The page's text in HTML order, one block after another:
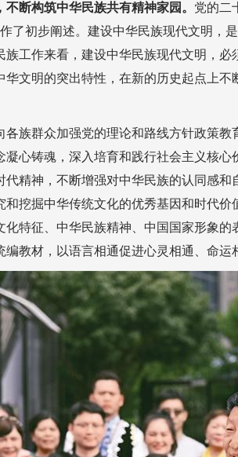
断构筑中华民族共有精神家园。 党的二
了初步阐述。建设中华民族现代文明，
工作来看，建设中华民族现代文明，
文明的突出特性，在新的历史起点上
族群众加强党的理论和路线方针政策
心铸魂，深入培育和践行社会主义核
精神，不断增强对中华民族的认同感
挖掘中华传统文化的优秀基因和时代
特征、中华民族精神、中国国家形象
教材，以语言相通促进心灵相通、命运